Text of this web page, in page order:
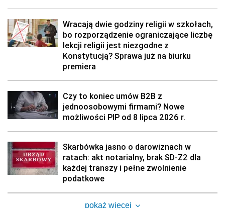
Wracają dwie godziny religii w szkołach,
bo rozporządzenie ograniczające liczbę
lekcji religii jest niezgodne z
Konstytucją? Sprawa już na biurku
premiera
Czy to koniec umów B2B z
jednoosobowymi firmami? Nowe
możliwości PIP od 8 lipca 2026 r.
Skarbówka jasno o darowiznach w
ratach: akt notarialny, brak SD-Z2 dla
każdej transzy i pełne zwolnienie
podatkowe
pokaż więcej